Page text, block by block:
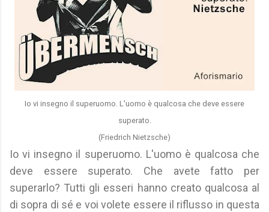
Io vi insegno il superuomo. L'uomo è qualcosa che deve essere
superato.
(Friedrich Nietzsche)
Io vi insegno il superuomo. L'uomo è qualcosa che
deve essere superato. Che avete fatto per
superarlo? Tutti gli esseri hanno creato qualcosa al
di sopra di sé e voi volete essere il riflusso in questa